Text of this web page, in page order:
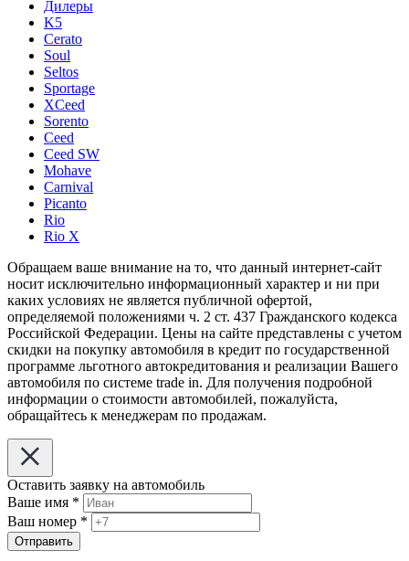
Дилеры
K5
Cerato
Soul
Seltos
Sportage
XCeed
Sorento
Ceed
Ceed SW
Mohave
Carnival
Picanto
Rio
Rio X
Обращаем ваше внимание на то, что данный интернет-сайт
носит исключительно информационный характер и ни при
каких условиях не является публичной офертой,
определяемой положениями ч. 2 ст. 437 Гражданского кодекса
Российской Федерации. Цены на сайте представлены с учетом
скидки на покупку автомобиля в кредит по государственной
программе льготного автокредитования и реализации Вашего
автомобиля по системе trade in. Для получения подробной
информации о стоимости автомобилей, пожалуйста,
обращайтесь к менеджерам по продажам.
Оставить заявку на автомобиль
Ваше имя *
Ваш номер *
Отправить